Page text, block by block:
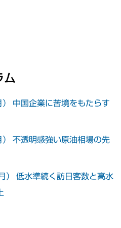
ム
中国企業に苦境をもたらす
不透明感強い原油相場の先
） 低水準続く訪日客数と高水